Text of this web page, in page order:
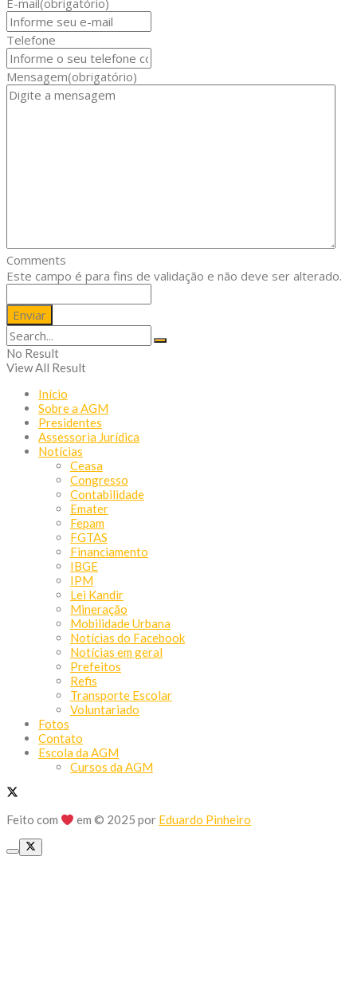
E-mail(obrigatório)
Telefone
Mensagem(obrigatório)
Comments
Este campo é para fins de validação e não deve ser alterado.
No Result
View All Result
Início
Sobre a AGM
Presidentes
Assessoria Jurídica
Notícias
Ceasa
Congresso
Contabilidade
Emater
Fepam
FGTAS
Financiamento
IBGE
IPM
Lei Kandir
Mineração
Mobilidade Urbana
Notícias do Facebook
Notícias em geral
Prefeitos
Refis
Transporte Escolar
Voluntariado
Fotos
Contato
Escola da AGM
Cursos da AGM
Feito com em © 2025 por Eduardo Pinheiro